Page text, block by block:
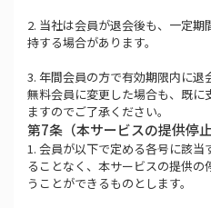
2. 当社は会員が退会後も、一定
持する場合があります。
3. 年間会員の方で有効期限内に退
無料会員に変更した場合も、既に
ますのでご了承ください。
第7条（本サービスの提供停
1. 会員が以下で定める各号に該
ることなく、本サービスの提供
うことができるものとします。